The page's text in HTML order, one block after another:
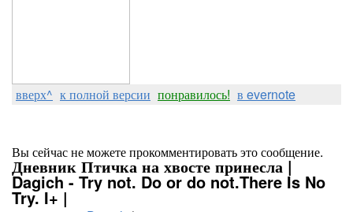
вверх^ к полной версии понравилось! в evernote
Вы сейчас не можете прокомментировать это сообщение.
Дневник Птичка на хвосте принесла |
Dagich - Try not. Do or do not.There Is No
Try. I+ |